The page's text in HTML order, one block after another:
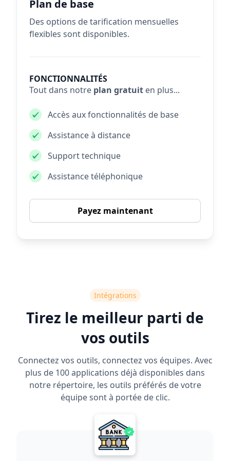
Plan de base
Des options de tarification mensuelles
flexibles sont disponibles.
FONCTIONNALITÉS
Tout dans notre plan gratuit en plus...
Accès aux fonctionnalités de base
Assistance à distance
Support technique
Assistance téléphonique
Payez maintenant
Intégrations
Tirez le meilleur parti de
vos outils
Connectez vos outils, connectez vos équipes. Avec
plus de 100 applications déjà disponibles dans
notre répertoire, les outils préférés de votre
équipe sont à portée de clic.